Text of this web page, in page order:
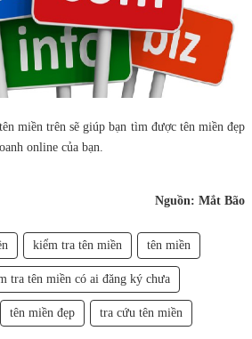
miền trên sẽ giúp bạn tìm được tên miền đẹp
online của bạn.
Nguồn: Mắt Bão
kiểm tra tên miền tên miền
tra tên miền có ai đăng ký chưa
tên miền đẹp tra cứu tên miền